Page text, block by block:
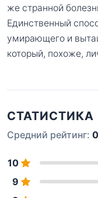
же странной
Единственный
умирающего и
который, похоже,
СТАТИСТИКА
Средний рейтинг:
10
9